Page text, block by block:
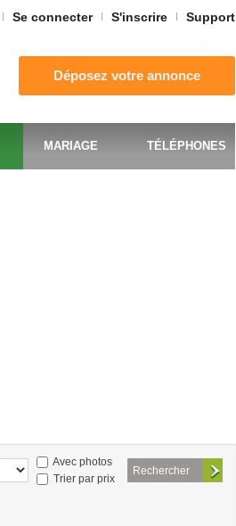
Se connecter S'inscrire Support
Déposez votre annonce
MARIAGE TÉLÉPHONES
Avec photos
Trier par prix